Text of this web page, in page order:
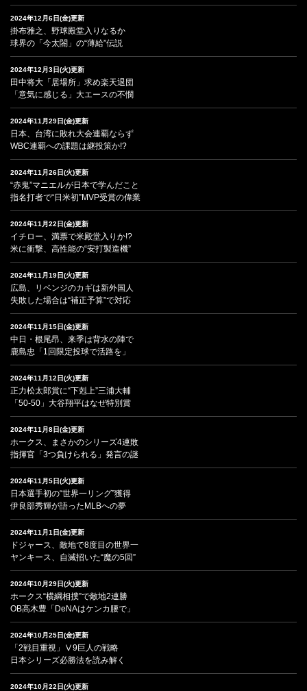
2024年12月6日(金)更新
掛布雅之、野球殿堂入りなるか
球界の「今太閤」の“薄給”伝説
2024年12月3日(火)更新
田中将大「居場所」求め楽天退団
「意気に感じる」大エースの不憫
2024年11月29日(金)更新
日本、台湾に敗れ大会連覇ならず
WBC連覇への課題は継投策か!?
2024年11月26日(火)更新
“赤鬼”マニエルが日本で学んだこと
指名打者で“日米初”MVP受賞の偉業
2024年11月22日(金)更新
イチロー、満票で米殿堂入りか!?
米に衝撃、高性能の“安打製造機”
2024年11月19日(火)更新
広島、リベンジのカギは新外国人
失敗した場合は“補正予算”で対応
2024年11月15日(金)更新
中日・根尾昂、来季は背水の陣で
鹿島忠「1回限定投球で活路を」
2024年11月12日(火)更新
正力松太郎賞に“下剋上”三浦大輔
「50-50」大谷翔平はなぜ特別賞
2024年11月8日(金)更新
ホークス、まさかのシリーズ4連敗
指揮官「3つ負けられる」発言の謎
2024年11月5日(火)更新
日本選手初の“世界一リング”獲得
伊良部秀輝が語ったMLBへの夢
2024年11月1日(金)更新
ドジャース、敵地で8度目の世界一
ヤンキース、自滅招いた“魔の5回”
2024年10月29日(火)更新
ホークス“横綱相撲”で敵地2連勝
OB高木豊「DeNAはケンカ腰で」
2024年10月25日(金)更新
「2戦目重視」Ⅴ9巨人の戦略
日本シリーズ必勝法を読み解く
2024年10月22日(火)更新